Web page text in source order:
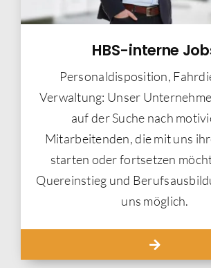
HBS-interne
Personaldisposition,
Verwaltung: Unser
auf der Suche nach
Mitarbeitenden, die mit uns
starten oder fortsetzen
Quereinstieg und
uns möglich.